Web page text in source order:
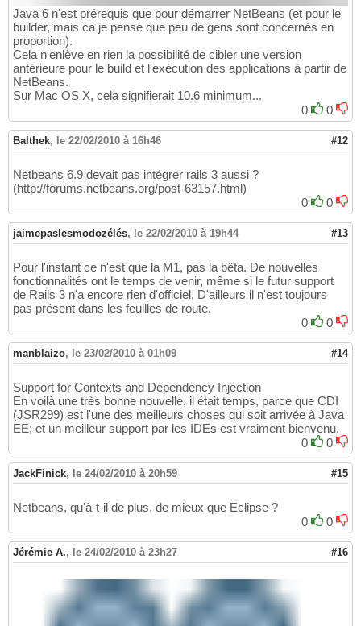
Java 6 n'est prérequis que pour démarrer NetBeans (et pour le
builder, mais ca je pense que peu de gens sont concernés en
proportion).
Cela n'enlève en rien la possibilité de cibler une version
antérieure pour le build et l'exécution des applications à partir de
NetBeans.
Sur Mac OS X, cela signifierait 10.6 minimum...
0
0
Balthek, le 22/02/2010 à 16h46 #12
Netbeans 6.9 devait pas intégrer rails 3 aussi ?
(http://forums.netbeans.org/post-63157.html)
0
0
jaimepaslesmodozélés, le 22/02/2010 à 19h44 #13
Pour l'instant ce n'est que la M1, pas la bêta. De nouvelles
fonctionnalités ont le temps de venir, même si le futur support
de Rails 3 n'a encore rien d'officiel. D'ailleurs il n'est toujours
pas présent dans les feuilles de route.
0
0
manblaizo, le 23/02/2010 à 01h09 #14
Support for Contexts and Dependency Injection
En voilà une très bonne nouvelle, il était temps, parce que CDI
(JSR299) est l'une des meilleurs choses qui soit arrivée à Java
EE; et un meilleur support par les IDEs est vraiment bienvenu.
0
0
JackFinick, le 24/02/2010 à 20h59 #15
Netbeans, qu'à-t-il de plus, de mieux que Eclipse ?
0
0
Jérémie A., le 24/02/2010 à 23h27 #16